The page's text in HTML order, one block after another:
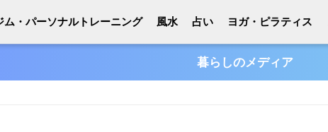
ム・パーソナルトレーニング 風水 占い ヨガ・ピラティス
暮らしのメディア